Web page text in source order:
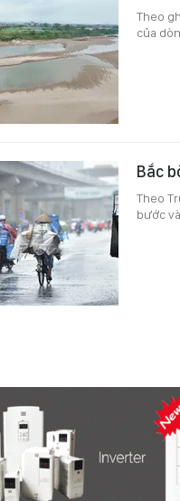
Theo
của
Bắc
Theo
bước